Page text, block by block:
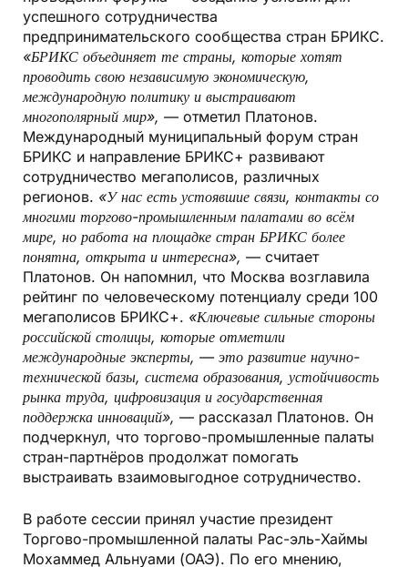
успешного сотрудничества
предпринимательского сообщества стран БРИКС.
«БРИКС объединяет те страны, которые хотят
проводить свою независимую экономическую,
международную политику и выстраивают
многополярный мир», — отметил Платонов.
Международный муниципальный форум стран
БРИКС и направление БРИКС+ развивают
сотрудничество мегаполисов, различных
регионов. «У нас есть устоявшие связи, контакты со
многими торгово-промышленным палатами во всём
мире, но работа на площадке стран БРИКС более
понятна, открыта и интересна», — считает
Платонов. Он напомнил, что Москва возглавила
рейтинг по человеческому потенциалу среди 100
мегаполисов БРИКС+. «Ключевые сильные стороны
российской столицы, которые отметили
международные эксперты, — это развитие научно-
технической базы, система образования, устойчивость
рынка труда, цифровизация и государственная
поддержка инноваций», — рассказал Платонов. Он
подчеркнул, что торгово-промышленные палаты
стран-партнёров продолжат помогать
выстраивать взаимовыгодное сотрудничество.
В работе сессии принял участие президент
Торгово-промышленной палаты Рас-эль-Хаймы
Мохаммед Альнуами (ОАЭ). По его мнению,